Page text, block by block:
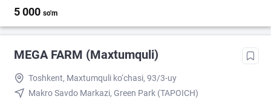
5 000 so'm
MEGA FARM (Maxtumquli)
Toshkent, Maxtumquli ko‘chasi, 93/3-uy
Makro Savdo Markazi, Green Park (TAPOICH)